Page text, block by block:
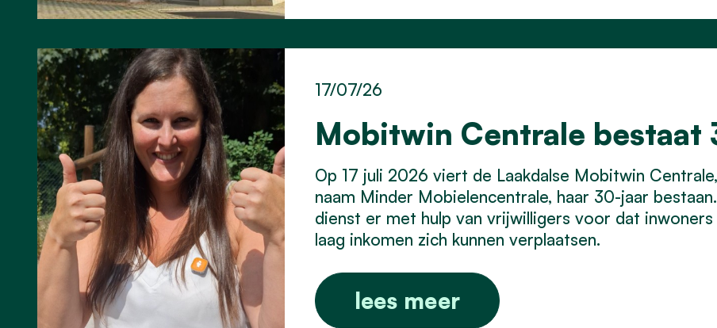
Mobitwin Centrale bestaat
17/07/26
Op 17 juli 2026 viert de Laakdalse Mobitwin
naam Minder Mobielencentrale, haar 30-jaar
dienst er met hulp van vrijwilligers voor dat
laag inkomen zich kunnen verplaatsen.
lees meer